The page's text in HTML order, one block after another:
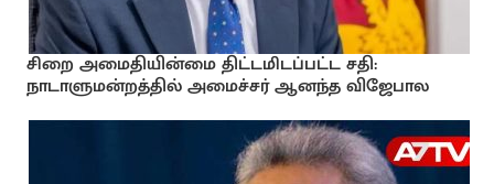
சிறை அமைதியின்மை திட்டமிடப்பட்ட சதி:
நாடாளுமன்றத்தில் அமைச்சர் ஆனந்த விஜேபால